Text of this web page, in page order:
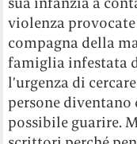
violenza
compagna della
famiglia infestata
l’urgenza di
persone diventano
possibile guarire.